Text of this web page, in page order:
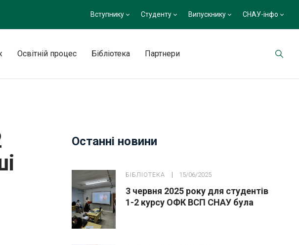
Вступнику Студенту Випускнику СНАУ-інфо
Освітній процес Бібліотека Партнери
Останні новини
БІБЛІОТЕКА 15/06/2025
3 червня 2025 року для студентів
1-2 курсу ОФК ВСП СНАУ була